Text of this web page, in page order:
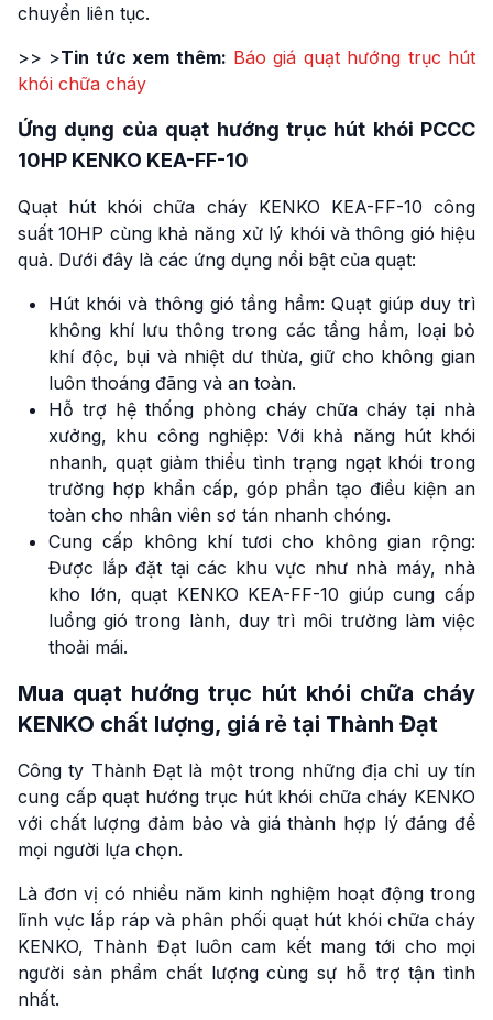
chuyển liên tục.
>> >Tin tức xem thêm: Báo giá quạt hướng trục hút
khói chữa cháy
Ứng dụng của quạt hướng trục hút khói PCCC
10HP KENKO KEA-FF-10
Quạt hút khói chữa cháy KENKO KEA-FF-10 công
suất 10HP cùng khả năng xử lý khói và thông gió hiệu
quả. Dưới đây là các ứng dụng nổi bật của quạt:
Hút khói và thông gió tầng hầm: Quạt giúp duy trì
không khí lưu thông trong các tầng hầm, loại bỏ
khí độc, bụi và nhiệt dư thừa, giữ cho không gian
luôn thoáng đãng và an toàn.
Hỗ trợ hệ thống phòng cháy chữa cháy tại nhà
xưởng, khu công nghiệp: Với khả năng hút khói
nhanh, quạt giảm thiểu tình trạng ngạt khói trong
trường hợp khẩn cấp, góp phần tạo điều kiện an
toàn cho nhân viên sơ tán nhanh chóng.
Cung cấp không khí tươi cho không gian rộng:
Được lắp đặt tại các khu vực như nhà máy, nhà
kho lớn, quạt KENKO KEA-FF-10 giúp cung cấp
luồng gió trong lành, duy trì môi trường làm việc
thoải mái.
Mua quạt hướng trục hút khói chữa cháy
KENKO chất lượng, giá rẻ tại Thành Đạt
Công ty Thành Đạt là một trong những địa chỉ uy tín
cung cấp quạt hướng trục hút khói chữa cháy KENKO
với chất lượng đảm bảo và giá thành hợp lý đáng để
mọi người lựa chọn.
Là đơn vị có nhiều năm kinh nghiệm hoạt động trong
lĩnh vực lắp ráp và phân phối quạt hút khói chữa cháy
KENKO, Thành Đạt luôn cam kết mang tới cho mọi
người sản phẩm chất lượng cùng sự hỗ trợ tận tình
nhất.